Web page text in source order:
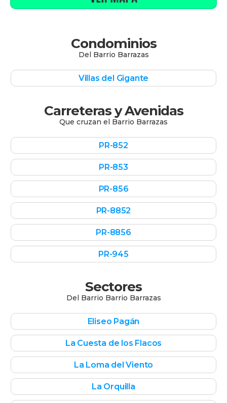
Condominios
Del Barrio Barrazas
Villas del Gigante
Carreteras y Avenidas
Que cruzan el Barrio Barrazas
PR-852
PR-853
PR-856
PR-8852
PR-8856
PR-945
Sectores
Del Barrio Barrio Barrazas
Eliseo Pagán
La Cuesta de los Flacos
La Loma del Viento
La Orquilla